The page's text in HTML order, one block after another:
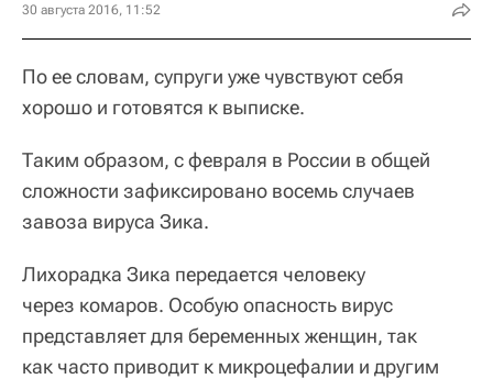
30 августа 2016, 11:52
По ее словам, супруги уже чувствуют себя
хорошо и готовятся к выписке.
Таким образом, с февраля в России в общей
сложности зафиксировано восемь случаев
завоза вируса Зика.
Лихорадка Зика передается человеку
через комаров. Особую опасность вирус
представляет для беременных женщин, так
как часто приводит к микроцефалии и другим